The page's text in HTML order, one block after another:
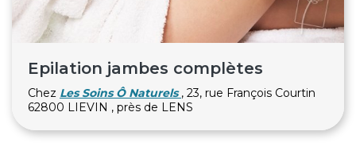
Epilation jambes complètes
Chez Les Soins Ô Naturels , 23, rue François Courtin
62800 LIEVIN , près de LENS